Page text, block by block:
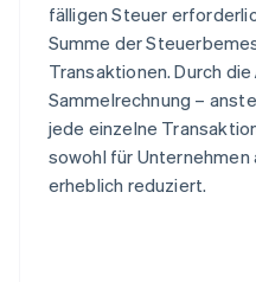
fälligen Steuer
Summe der
Transaktionen. Durch
Sammelrechnung –
jede einzelne
sowohl für Unternehmen
erheblich reduziert.